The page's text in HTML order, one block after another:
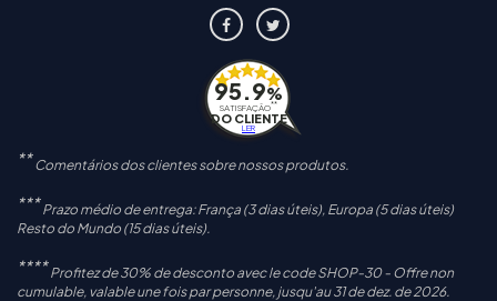
95.9%
SATISFAÇÃO**
DO CLIENTE
LER
** Comentários dos clientes sobre nossos produtos.
*** Prazo médio de entrega: França (3 dias úteis), Europa (5 dias úteis)
Resto do Mundo (15 dias úteis).
**** Profitez de 30% de desconto avec le code SHOP-30 - Offre non
cumulable, valable une fois par personne, jusqu'au 31 de dez. de 2026.